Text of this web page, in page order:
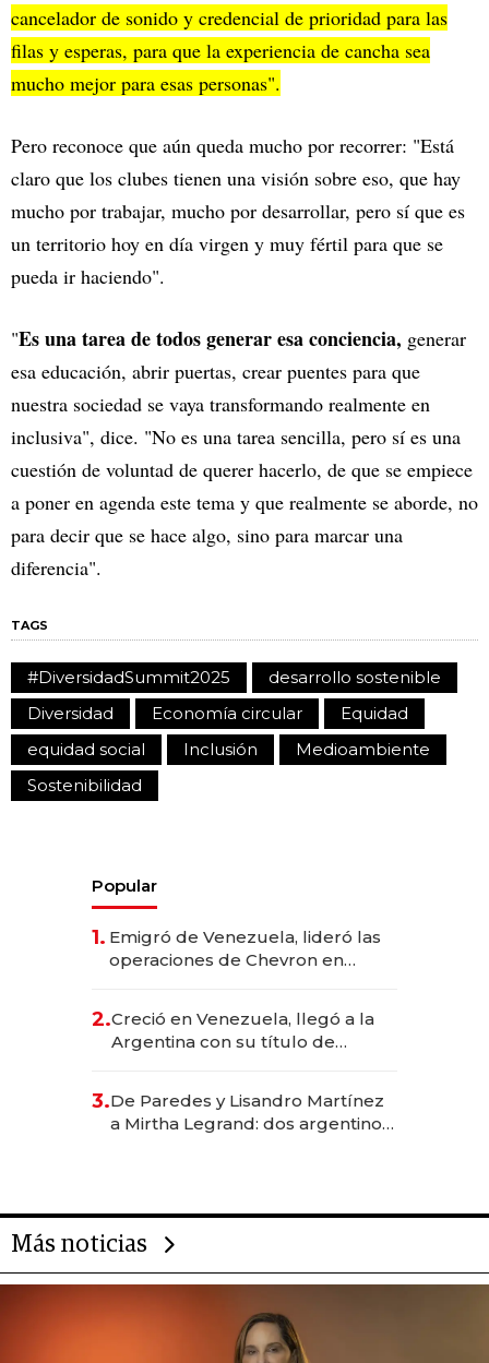
cancelador de sonido y credencial de prioridad para las
filas y esperas, para que la experiencia de cancha sea
mucho mejor para esas personas".
Pero reconoce que aún queda mucho por recorrer: "Está
claro que los clubes tienen una visión sobre eso, que hay
mucho por trabajar, mucho por desarrollar, pero sí que es
un territorio hoy en día virgen y muy fértil para que se
pueda ir haciendo".
"Es una tarea de todos generar esa conciencia, generar
esa educación, abrir puertas, crear puentes para que
nuestra sociedad se vaya transformando realmente en
inclusiva", dice. "No es una tarea sencilla, pero sí es una
cuestión de voluntad de querer hacerlo, de que se empiece
a poner en agenda este tema y que realmente se aborde, no
para decir que se hace algo, sino para marcar una
diferencia".
TAGS
#DiversidadSummit2025
desarrollo sostenible
Diversidad
Economía circular
Equidad
equidad social
Inclusión
Medioambiente
Sostenibilidad
Popular
1. Emigró de Venezuela, lideró las
operaciones de Chevron en
2.Creció en Venezuela, llegó a la
Argentina con su título de
las marcas "fast premium"
3.De Paredes y Lisandro Martínez
a Mirtha Legrand: dos argentinos
Más noticias